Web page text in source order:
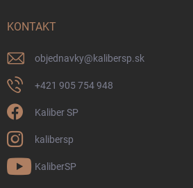
KONTAKT
objednavky@kalibersp.sk
+421 905 754 948
Kaliber SP
kalibersp
KaliberSP